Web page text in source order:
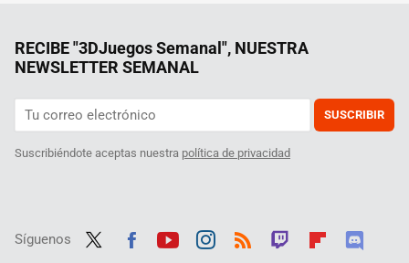
RECIBE "3DJuegos Semanal", NUESTRA
NEWSLETTER SEMANAL
SUSCRIBIR
Suscribiéndote aceptas nuestra política de privacidad
Síguenos